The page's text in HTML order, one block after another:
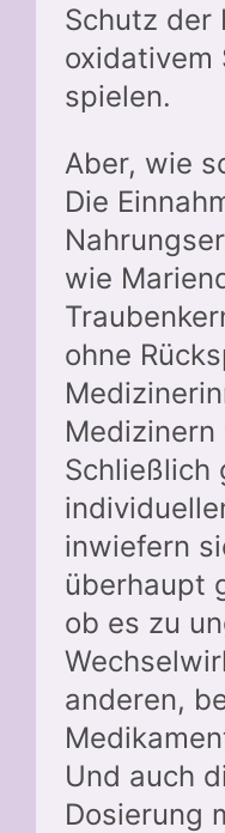
Schutz der
oxidativem
spielen.
Aber, wie
Die
wie
ohne
Schließlich
inwiefern
überhaupt
ob es zu
anderen,
Und auch
Dosierung